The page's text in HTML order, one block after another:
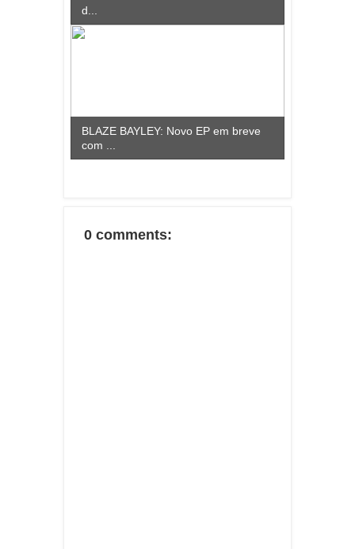
d...
BLAZE BAYLEY: Novo EP em breve
com ...
0 comments: